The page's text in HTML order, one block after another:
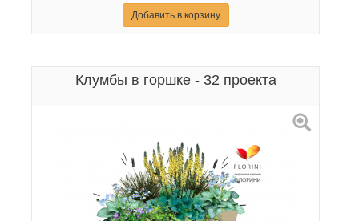
Добавить в корзину
Клумбы в горшке - 32 проекта